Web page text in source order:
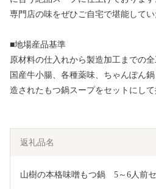
専門店の味をぜひご自宅で堪能してい
■地場産品基準
原材料の仕入れから製造加工までの
国産牛小腸、各種薬味、ちゃんぽん
造されたもつ鍋スープをセットにして
返礼品名